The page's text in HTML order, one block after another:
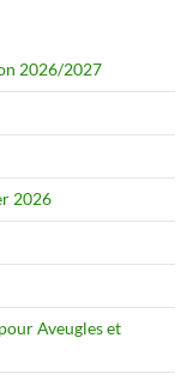
2026/2027
2026
Aveugles et